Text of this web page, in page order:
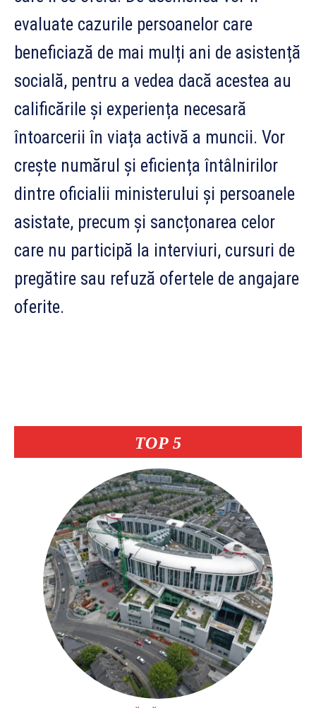
TOP 5
evaluate cazurile persoanelor care
beneficiază de mai mulți ani de asistență
socială, pentru a vedea dacă acestea au
calificările și experiența necesară
întoarcerii în viața activă a muncii. Vor
crește numărul și eficiența întâlnirilor
dintre oficialii ministerului și persoanele
asistate, precum și sancțonarea celor
care nu participă la interviuri, cursuri de
pregătire sau refuză ofertele de angajare
oferite.